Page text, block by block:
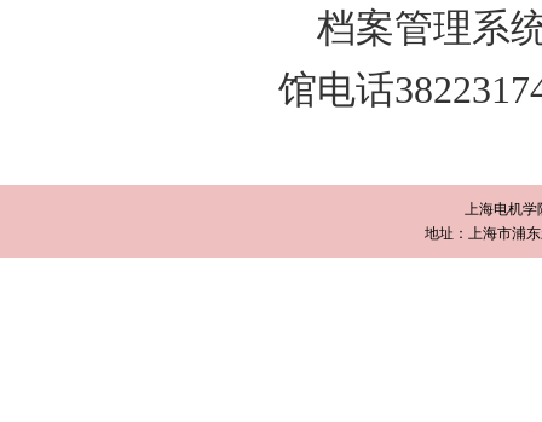
档案管理系
馆电话
上海电机
地址：上海市浦